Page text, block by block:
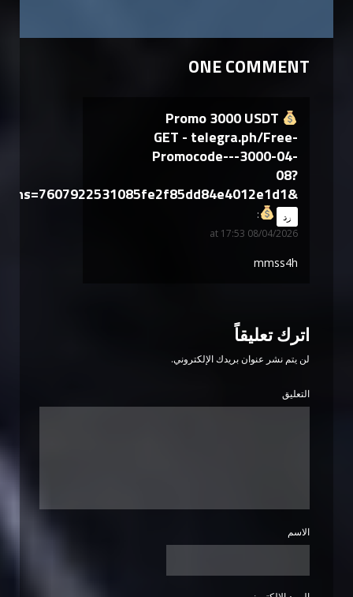
ONE COMMENT
Promo 3000 USDT
GET - telegra.ph/Free-
Promocode---3000-04-
08?
hs=7607922531085fe2f85dd84e4012e1d1&
says:
08/04/2026 at 17:53
رد
mmss4h
اترك تعليقاً
لن يتم نشر عنوان بريدك الإلكتروني.
التعليق
الاسم